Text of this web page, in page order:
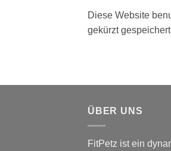
Diese Website
gekürzt
ÜBER UNS
FitPetz ist ein